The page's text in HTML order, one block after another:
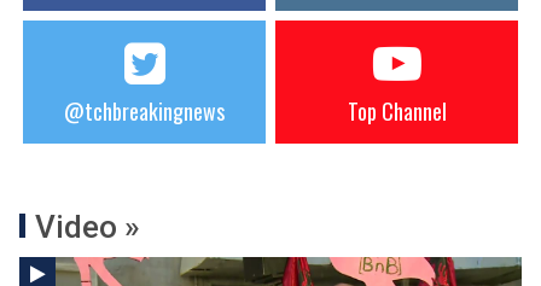
@tchbreakingnews Top Channel
Video »